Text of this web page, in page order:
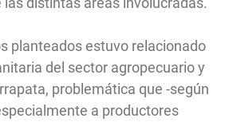
planteados estuvo relacionado
del sector agropecuario y
problemática que -según
a productores